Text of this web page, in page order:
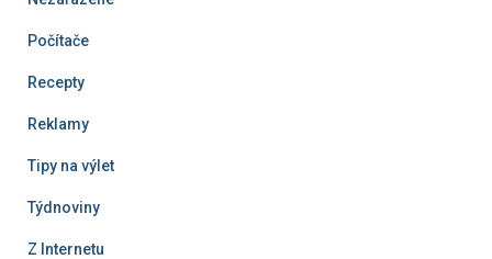
Počítače
Recepty
Reklamy
Tipy na výlet
Týdnoviny
Z Internetu